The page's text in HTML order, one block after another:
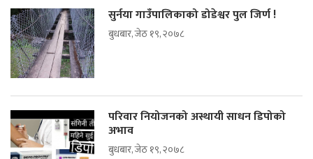
सुर्नया गाउँपालिकाको डोडेश्वर पुल जिर्ण !
बुधबार, जेठ १९, २०७८
परिवार नियोजनको अस्थायी साधन डिपोको
अभाव
बुधबार, जेठ १९, २०७८